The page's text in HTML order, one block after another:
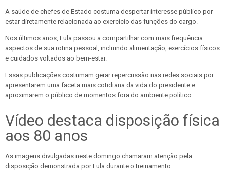
A saúde de chefes de Estado costuma despertar interesse público por
estar diretamente relacionada ao exercício das funções do cargo.
Nos últimos anos, Lula passou a compartilhar com mais frequência
aspectos de sua rotina pessoal, incluindo alimentação, exercícios físicos
e cuidados voltados ao bem-estar.
Essas publicações costumam gerar repercussão nas redes sociais por
apresentarem uma faceta mais cotidiana da vida do presidente e
aproximarem o público de momentos fora do ambiente político.
Vídeo destaca disposição física
aos 80 anos
As imagens divulgadas neste domingo chamaram atenção pela
disposição demonstrada por Lula durante o treinamento.